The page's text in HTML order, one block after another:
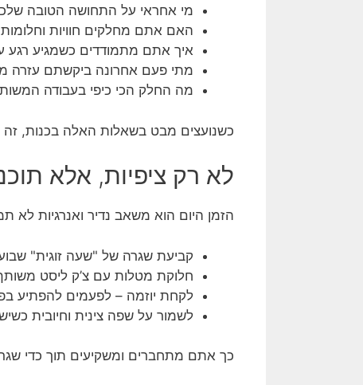
מי אחראי על התחושה הטובה
האם אתם מחלקים חוויות
איך אתם מתמודדים כשמגיע רגע
מתי פעם אחרונה ביקשתם עזרה
מה החלק הכי כיפי בעבודה
כשנועצים מבט בשאלות האלה בכנות, זה
לא רק ציפיות, אלא
הזמן היום הוא משאב נדיר ואנרגיות לא
קביעת שגרה של "שעה זוגית"
חלוקת מטלות עם צ’ק ליסט
לקחת יוזמה – לפעמים להפתיע
לשמור על שפה צינית וחיובית
כך אתם מתחברים ומשקיעים תוך כדי